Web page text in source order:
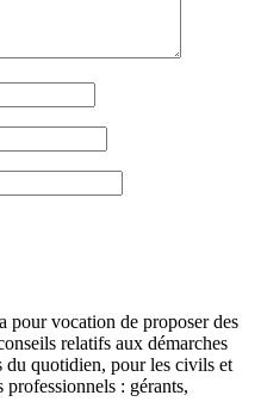
pour vocation de proposer des
relatifs aux démarches
du quotidien, pour les civils et
: gérants,